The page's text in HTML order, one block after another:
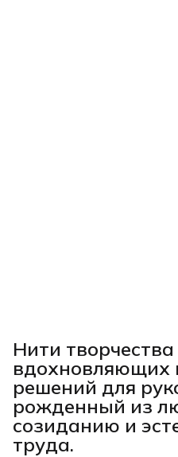
Нити творчества
вдохновляющих
решений для
рожденный из
созиданию и
труда.